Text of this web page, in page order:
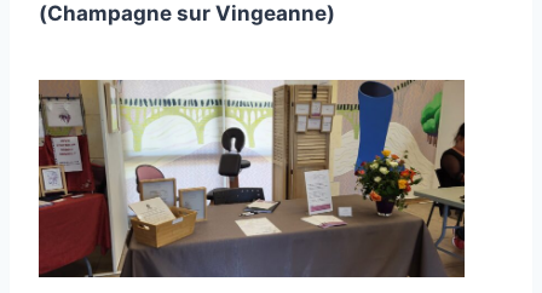
(Champagne sur Vingeanne)